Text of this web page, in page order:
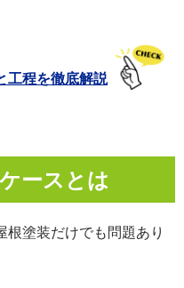
工程を徹底解説
ースとは
根塗装だけでも問題あり